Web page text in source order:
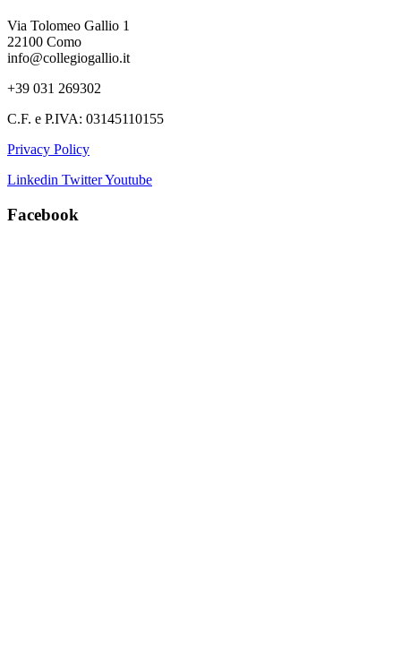
Via Tolomeo Gallio 1
22100 Como
info@collegiogallio.it
+39 031 269302
C.F. e P.IVA: 03145110155
Privacy Policy
Linkedin TwitterYoutube
Facebook